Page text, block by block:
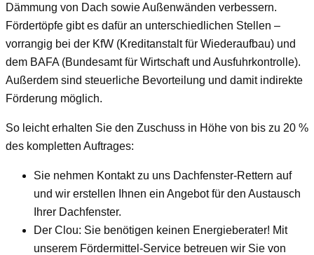
Dämmung von Dach sowie Außenwänden verbessern.
Fördertöpfe gibt es dafür an unterschiedlichen Stellen –
vorrangig bei der KfW (Kreditanstalt für Wiederaufbau) und
dem BAFA (Bundesamt für Wirtschaft und Ausfuhrkontrolle).
Außerdem sind steuerliche Bevorteilung und damit indirekte
Förderung möglich.
So leicht erhalten Sie den Zuschuss in Höhe von bis zu 20 %
des kompletten Auftrages:
Sie nehmen Kontakt zu uns Dachfenster-Rettern auf
und wir erstellen Ihnen ein Angebot für den Austausch
Ihrer Dachfenster.
Der Clou: Sie benötigen keinen Energieberater! Mit
unserem Fördermittel-Service betreuen wir Sie von